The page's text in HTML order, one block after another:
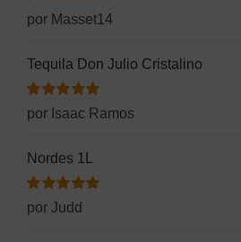
Valorado
con
por Masset14
Tequila Don Julio Cristalino
Valorado
con
por Isaac Ramos
Nordes 1L
Valorado
con
por Judd